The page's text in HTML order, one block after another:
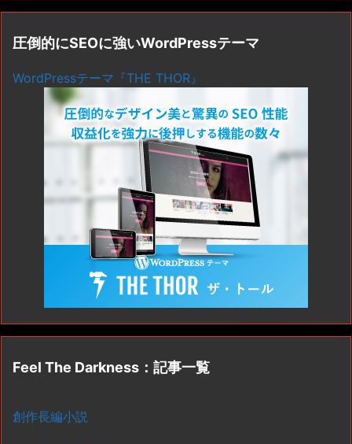
圧倒的にSEOに強いWordPressテーマ
WordPressテーマ『THE THOR』
Feel The Darkness：記事一覧
創作長編小説